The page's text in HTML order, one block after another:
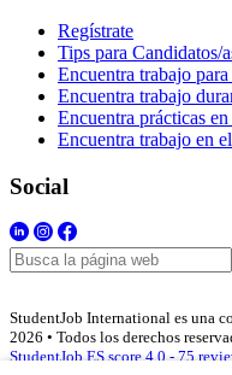
Regístrate
Tips para Candidatos/
Encuentra trabajo para
Encuentra trabajo
Encuentra prácticas en
Encuentra trabajo en
Social
StudentJob International es una
2026 • Todos los derechos
StudentJob ES score 4.0 - 75